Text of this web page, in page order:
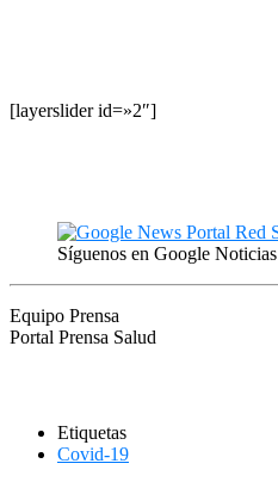
[layerslider id=»2″]
Síguenos en Google Noticias
Equipo Prensa
Portal Prensa Salud
Etiquetas
Covid-19